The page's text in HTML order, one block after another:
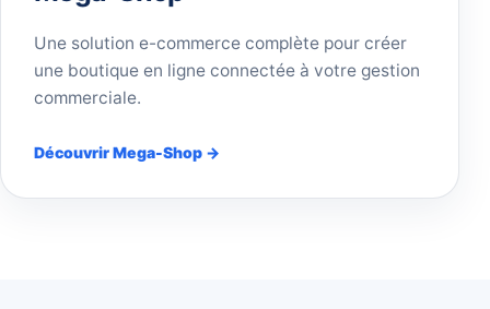
Une solution e-commerce complète pour créer
une boutique en ligne connectée à votre gestion
commerciale.
Découvrir Mega-Shop →